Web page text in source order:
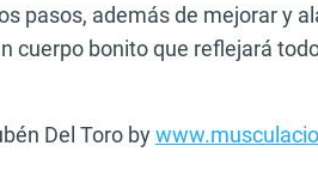
pasos, además de mejorar y
cuerpo bonito que reflejará
Del Toro by